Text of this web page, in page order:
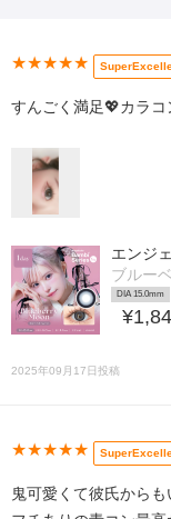
★★★★★
すんごく満足💖カラコ
エンジ
ブルー
DIA 15.0mm
2025年09月17日投稿
★★★★★
鬼可愛くて彼氏から